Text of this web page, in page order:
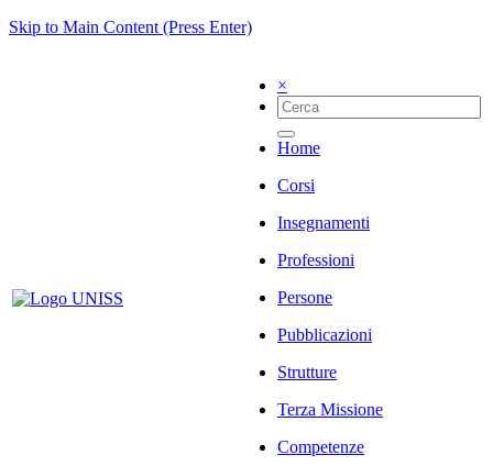
Skip to Main Content (Press Enter)
×
Home
Corsi
Insegnamenti
Professioni
Persone
Pubblicazioni
Strutture
Terza Missione
Competenze